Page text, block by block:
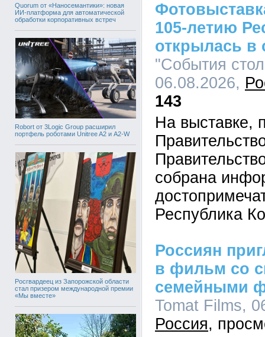
Quorum от «Наносемантики»: новая
ИИ-платформа для автоматической
обработки корпоративных встреч
Robort от 3Logic Group расширил
портфель роботами Unitree A2 и A2-W
Росгвардеец из Запорожской области
стал призером международной премии
«Мы вместе»
105-летию
открылась в
"События
06.08.2026,
143
На выставке,
собрана
Республика
Россиян
в фильм со
семейными
Tomat Films,
Россия